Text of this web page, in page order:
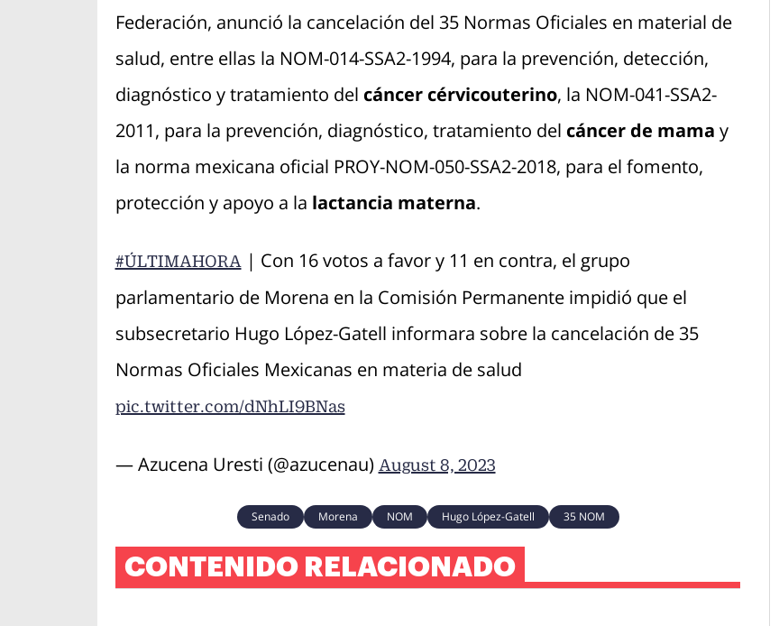
Federación, anunció la cancelación del 35 Normas Oficiales en material de
salud, entre ellas la NOM-014-SSA2-1994, para la prevención, detección,
diagnóstico y tratamiento del cáncer cérvicouterino, la NOM-041-SSA2-
2011, para la prevención, diagnóstico, tratamiento del cáncer de mama y
la norma mexicana oficial PROY-NOM-050-SSA2-2018, para el fomento,
protección y apoyo a la lactancia materna.
#ÚLTIMAHORA| Con 16 votos a favor y 11 en contra, el grupo
parlamentario de Morena en la Comisión Permanente impidió que el
subsecretario Hugo López-Gatell informara sobre la cancelación de 35
Normas Oficiales Mexicanas en materia de salud
pic.twitter.com/dNhLI9BNas
— Azucena Uresti (@azucenau) August 8, 2023
Senado Morena NOM Hugo López-Gatell 35 NOM
CONTENIDO RELACIONADO